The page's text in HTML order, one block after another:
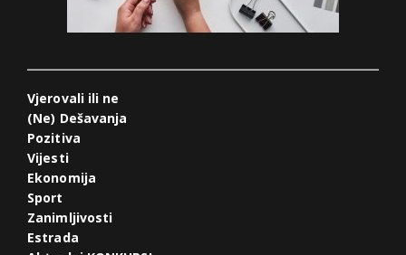
Vjerovali ili ne
(Ne) Dešavanja
Pozitiva
Vijesti
Ekonomija
Sport
Zanimljivosti
Estrada